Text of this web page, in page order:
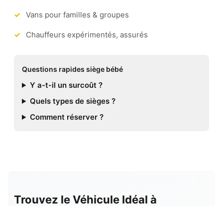
Vans pour familles & groupes
Chauffeurs expérimentés, assurés
Questions rapides siège bébé
Y a-t-il un surcoût ?
Quels types de sièges ?
Comment réserver ?
Trouvez le Véhicule Idéal à